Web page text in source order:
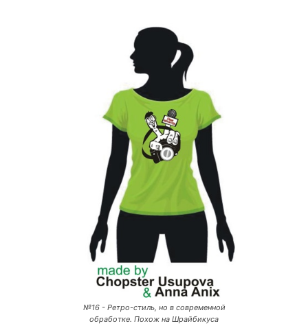
№16 - Ретро-стиль, но в современной
обработке. Похож на Шрайбикуса